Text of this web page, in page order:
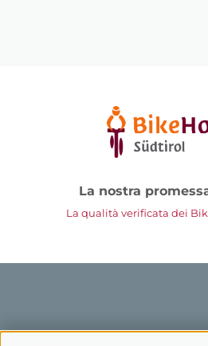
La nostra
La qualità verificata dei